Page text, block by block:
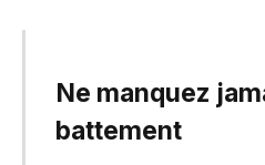
Ne manquez
battement